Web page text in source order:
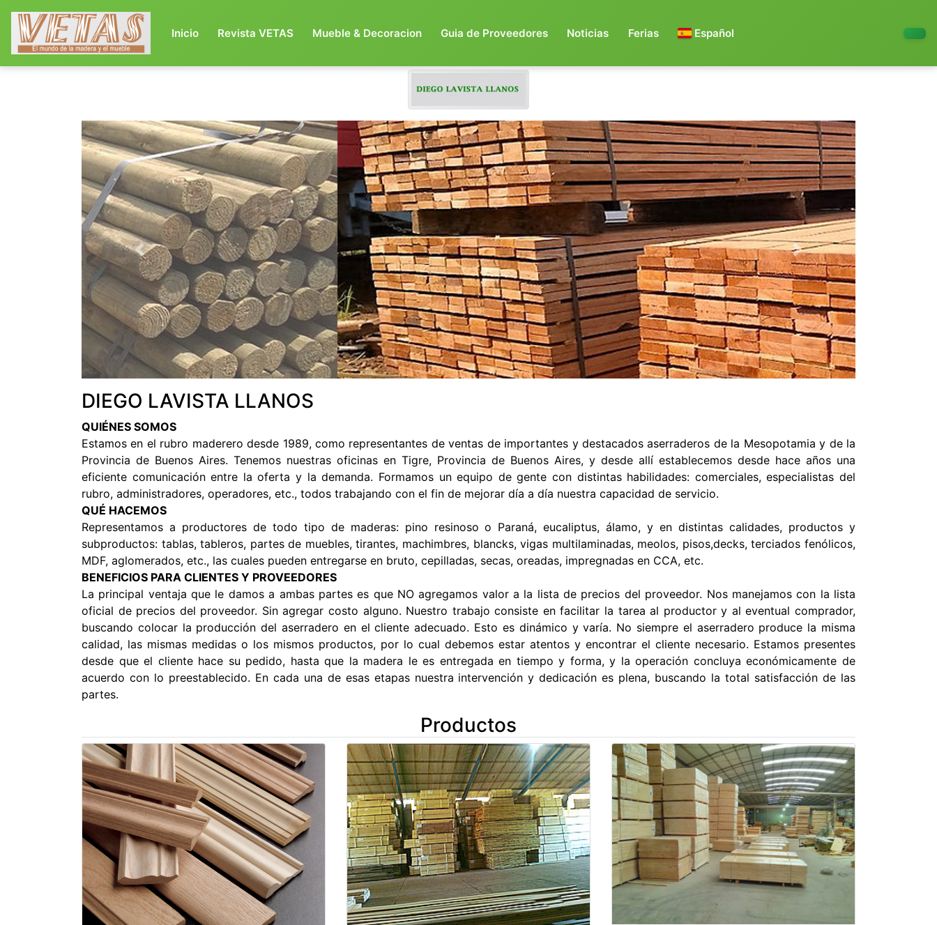
Inicio(current)
Revista VETAS Mueble & Decoracion Guia de Proveedores Noticias Ferias Español
Previous Next
DIEGO LAVISTA LLANOS
QUIÉNES SOMOS
Estamos en el rubro maderero desde 1989, como representantes de ventas de importantes y destacados aserraderos de la Mesopotamia y de la
Provincia de Buenos Aires. Tenemos nuestras oficinas en Tigre, Provincia de Buenos Aires, y desde allí establecemos desde hace años una
eficiente comunicación entre la oferta y la demanda. Formamos un equipo de gente con distintas habilidades: comerciales, especialistas del
rubro, administradores, operadores, etc., todos trabajando con el fin de mejorar día a día nuestra capacidad de servicio.
QUÉ HACEMOS
Representamos a productores de todo tipo de maderas: pino resinoso o Paraná, eucaliptus, álamo, y en distintas calidades, productos y
subproductos: tablas, tableros, partes de muebles, tirantes, machimbres, blancks, vigas multilaminadas, meolos, pisos,decks, terciados fenólicos,
MDF, aglomerados, etc., las cuales pueden entregarse en bruto, cepilladas, secas, oreadas, impregnadas en CCA, etc.
BENEFICIOS PARA CLIENTES Y PROVEEDORES
La principal ventaja que le damos a ambas partes es que NO agregamos valor a la lista de precios del proveedor. Nos manejamos con la lista
oficial de precios del proveedor. Sin agregar costo alguno. Nuestro trabajo consiste en facilitar la tarea al productor y al eventual comprador,
buscando colocar la producción del aserradero en el cliente adecuado. Esto es dinámico y varía. No siempre el aserradero produce la misma
calidad, las mismas medidas o los mismos productos, por lo cual debemos estar atentos y encontrar el cliente necesario. Estamos presentes
desde que el cliente hace su pedido, hasta que la madera le es entregada en tiempo y forma, y la operación concluya económicamente de
acuerdo con lo preestablecido. En cada una de esas etapas nuestra intervención y dedicación es plena, buscando la total satisfacción de las
partes.
Productos